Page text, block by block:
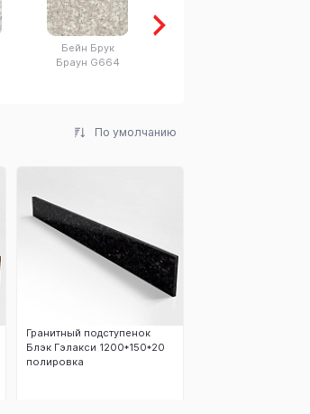
Бейн Брук
Браун G664
По умолчанию
Гранитный подступенок
Блэк Гэлакси 1200*150*20
полировка